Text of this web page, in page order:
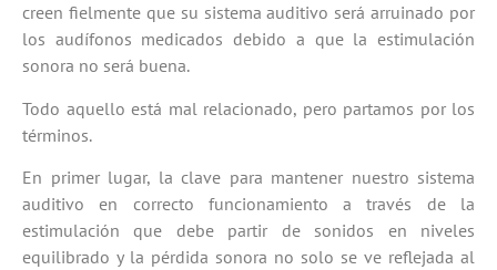
creen fielmente que su sistema auditivo será arruinado por
los audífonos medicados debido a que la estimulación
sonora no será buena.
Todo aquello está mal relacionado, pero partamos por los
términos.
En primer lugar, la clave para mantener nuestro sistema
auditivo en correcto funcionamiento a través de la
estimulación que debe partir de sonidos en niveles
equilibrado y la pérdida sonora no solo se ve reflejada al